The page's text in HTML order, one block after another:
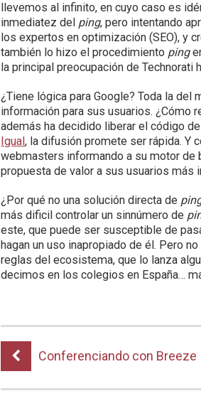
llevemos al infinito, en cuyo caso es
inmediatez del ping, pero intentando
los expertos en optimización (SEO), y
también lo hizo el procedimiento ping
la principal preocupación de Technorati
¿Tiene lógica para Google? Toda la del
información para sus usuarios. ¿Cómo
además ha decidido liberar el código
Igual, la difusión promete ser rápida. Y
webmasters informando a su motor de
propuesta de valor a sus usuarios más
¿Por qué no una solución directa de
más dificil controlar un sinnúmero de
este, que puede ser susceptible de
hagan un uso inapropiado de él. Pero
reglas del ecosistema, que lo lanza
decimos en los colegios en España…
Conferenciando con Breeze